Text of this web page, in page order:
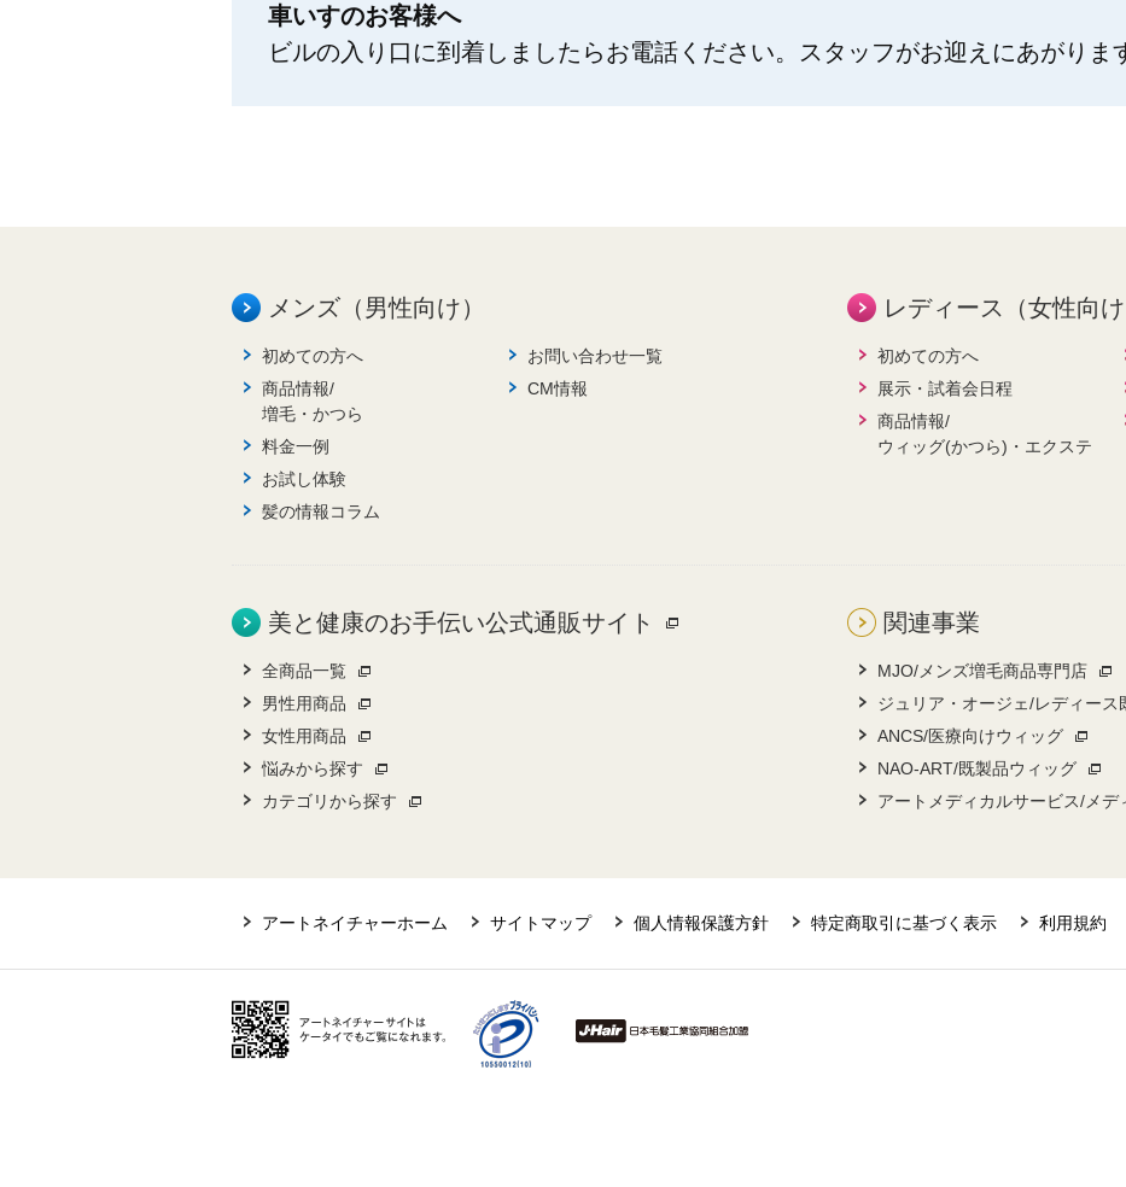
車いすのお客様へ
ビルの入り口に到着しましたらお電話ください。スタッフがお迎えにあがりま
メンズ（男性向け）
初めての方へ
商品情報/
増毛・かつら
料金一例
お試し体験
髪の情報コラム
お問い合わせ一覧
CM情報
レディース（女性向け
初めての方へ
展示・試着会日程
商品情報/
ウィッグ(かつら)・エクステ
美と健康のお手伝い公式通販サイト
全商品一覧
男性用商品
女性用商品
悩みから探す
カテゴリから探す
関連事業
MJO/メンズ増毛商品専門店
ジュリア・オージェ/レディース
ANCS/医療向けウィッグ
NAO-ART/既製品ウィッグ
アートメディカルサービス/メデ
アートネイチャーホーム サイトマップ 個人情報保護方針 特定商取引に基づく表示 利用規約